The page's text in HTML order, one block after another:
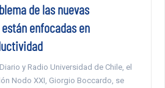
de las nuevas
enfocadas en
y Radio Universidad de Chile, el
Nodo XXI, Giorgio Boccardo, se